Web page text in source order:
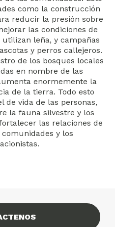
como la construcción
reducir la presión sobre
las condiciones de
leña, y campañas
y perros callejeros.
de los bosques locales
en nombre de las
enormemente la
de la tierra. Todo esto
de vida de las personas,
la fauna silvestre y los
las relaciones de
y los